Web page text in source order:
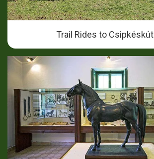
Trail Rides to Csipkéskút